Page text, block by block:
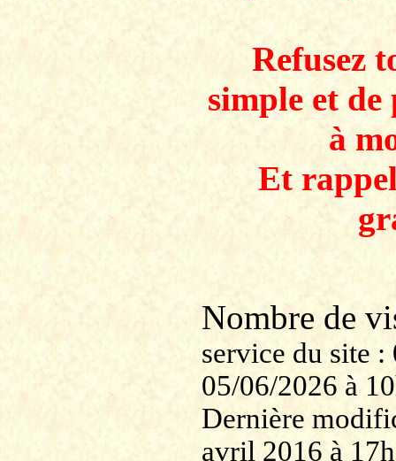
Refusez
simple et
à
Et
Nombre de
service du site
05/06/2026 à
Dernière
avril 2016 à